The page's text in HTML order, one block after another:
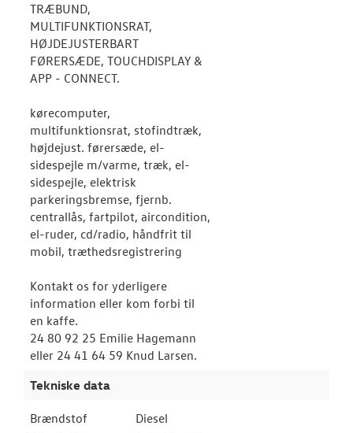
TRÆBUND,
MULTIFUNKTIONSRAT,
HØJDEJUSTERBART
FØRERSÆDE, TOUCHDISPLAY &
APP - CONNECT.
kørecomputer,
multifunktionsrat, stofindtræk,
højdejust. førersæde, el-
sidespejle m/varme, træk, el-
sidespejle, elektrisk
parkeringsbremse, fjernb.
centrallås, fartpilot, aircondition,
el-ruder, cd/radio, håndfrit til
mobil, træthedsregistrering
Kontakt os for yderligere
information eller kom forbi til
en kaffe.
24 80 92 25 Emilie Hagemann
eller 24 41 64 59 Knud Larsen.
Tekniske data
Brændstof
Diesel